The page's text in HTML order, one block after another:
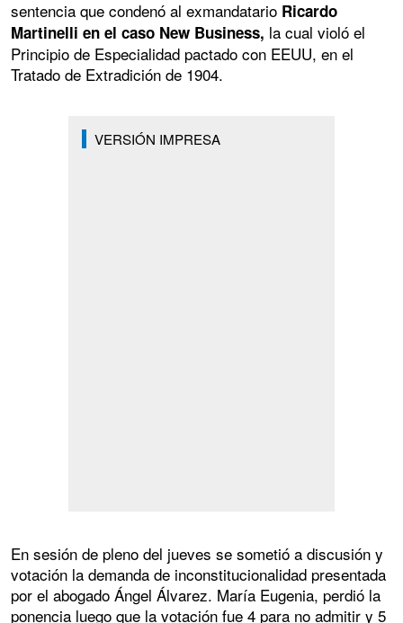
sentencia que condenó al exmandatario Ricardo
Martinelli en el caso New Business, la cual violó el
Principio de Especialidad pactado con EEUU, en el
Tratado de Extradición de 1904.
VERSIÓN IMPRESA
En sesión de pleno del jueves se sometió a discusión y
votación la demanda de inconstitucionalidad presentada
por el abogado Ángel Álvarez. María Eugenia, perdió la
ponencia luego que la votación fue 4 para no admitir y 5